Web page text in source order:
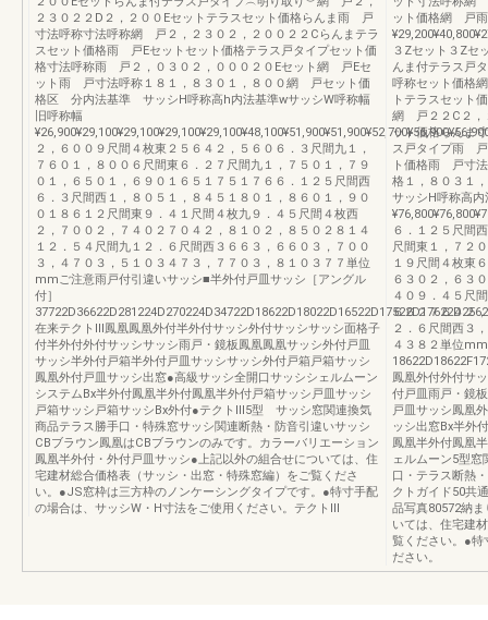
２３０２２D２，２００Eセットテラスセット価格らんま雨 戸
寸法呼称寸法呼称網 戸２，２３０２，２００２２Cらんまテラ
スセット価格雨 戸Eセットセット価格テラス戸タイプセット価
格寸法呼称雨 戸２，０３０２，０００２０Eセット網 戸Eセ
ット雨 戸寸法呼称１８１，８３０１，８００網 戸セット価
格区 分内法基準 サッシH呼称高h内法基準wサッシW呼称幅
旧呼称幅
２，６００９尺間４枚東２５６４２，５６０６．３尺間九１，
７６０１，８００６尺間東６．２７尺間九１，７５０１，７９
０１，６５０１，６９０１６５１７５１７６６．１２５尺間西
６．３尺間西１，８０５１，８４５１８０１，８６０１，９０
０１８６１２尺間東９．４１尺間４枚九９．４５尺間４枚西
２，７００２，７４０２７０４２，８１０２，８５０２８１４
１２．５４尺間九１２．６尺間西３６６３，６６０３，７００
３，４７０３，５１０３４７３，７７０３，８１０３７７単位
mmご注意雨戸付引違いサッシ■半外付戸皿サッシ［アングル
付］
在来テクトⅢ鳳凰鳳凰外付半外付サッシ外付サッシサッシ面格子
付半外付外付サッシサッシ雨戸・鏡板鳳凰鳳凰サッシ外付戸皿
サッシ半外付戸箱半外付戸皿サッシサッシ外付戸箱戸箱サッシ
鳳凰外付戸皿サッシ出窓●高級サッシ全開口サッシシェルムーン
システムBx半外付鳳凰半外付鳳凰半外付戸箱サッシ戸皿サッシ
戸箱サッシ戸箱サッシBx外付●テクトⅢ5型 サッシ窓関連換気
商品テラス勝手口・特殊窓サッシ関連断熱・防音引違いサッシ
CBブラウン鳳凰はCBブラウンのみです。カラーバリエーション
鳳凰半外付・外付戸皿サッシ●上記以外の組合せについては、住
宅建材総合価格表（サッシ・出窓・特殊窓編）をご覧くださ
い。●JS窓枠は三方枠のノンケーシングタイプです。●特寸手配
の場合は、サッシW・H寸法をご使用ください。テクトⅢ
ット価格網 戸
３Zセット３Zセ
んま付テラス戸
呼称セット価格
トテラスセット
網 戸２２C２，
ット価格らんま
ス戸タイプ雨
ト価格雨 戸寸
格１，８０３１
サッシH呼称高
６．１２５尺間
尺間東１，７２
１９尺間４枚東
６３０２，６３
４０９．４５尺
６６２７６４２
２．６尺間西３
４３８２単位
鳳凰外付外付サ
付戸皿雨戸・鏡
戸皿サッシ鳳凰
ッシ出窓Bx半外
鳳凰半外付鳳凰
ェルムーン5型
口・テラス断熱
クトガイド50共
品写真80572納
いては、住宅建
覧ください。●特
ださい。